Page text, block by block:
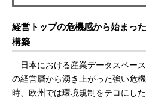
経営トップの危機感から始まっ
構築
日本における産業データスペー
の経営層から湧き上がった強い危
時、欧州では環境規制をテコにし